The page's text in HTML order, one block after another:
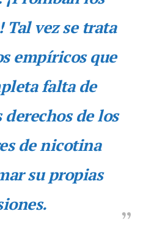
Tal vez se trata
empíricos que
falta de
de los
de nicotina
su propias